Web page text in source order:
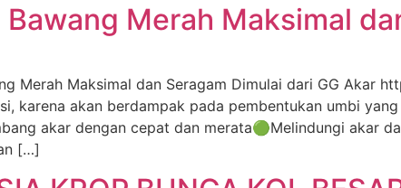
Bawang Merah Maksimal
Merah Maksimal dan Seragam Dimulai dari GG Akar
karena akan berdampak pada pembentukan umbi
akar dengan cepat dan merata🟢Melindungi akar
[…]